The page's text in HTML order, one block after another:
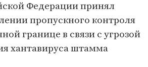
Федерации принял
пропускного контроля
границе в связи с угрозой
хантавируса штамма